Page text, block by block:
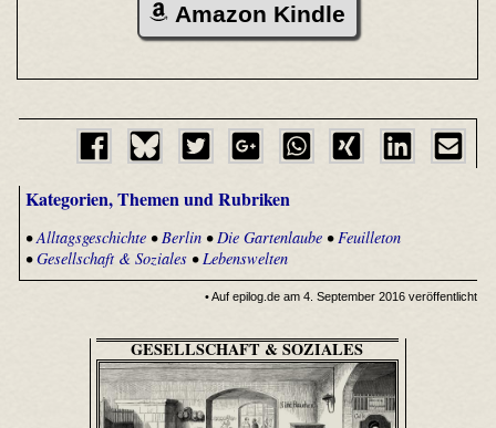
Amazon Kindle
Kategorien, Themen und Rubriken
•Alltagsgeschichte•Berlin•Die Gartenlaube•Feuilleton
•Gesellschaft & Soziales•Lebenswelten
• Auf epilog.de am 4. September 2016 veröffentlicht
GESELLSCHAFT & SOZIALES